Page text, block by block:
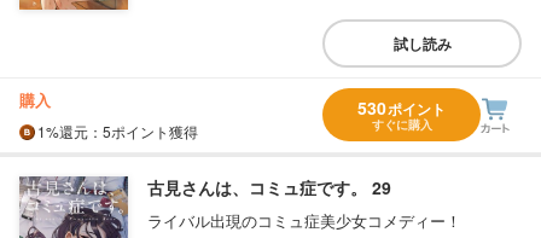
試し読み
購入
1%還元 ：5ポイント獲得
530ポイント
すぐに購入
古見さんは、コミュ症です。 29
ライバル出現のコミュ症美少女コメディー！